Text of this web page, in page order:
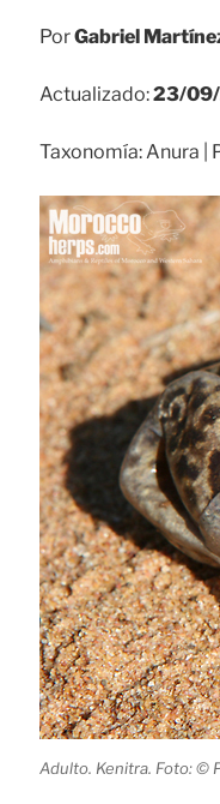
PorGabriel
Actualizado:23/
Taxonomía: Anura |
Adulto. Kenitra. Foto: ©